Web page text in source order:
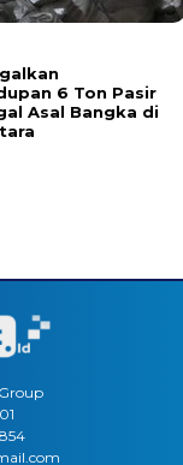
6 Ton Pasir
Asal Bangka di